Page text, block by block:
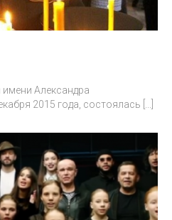
Александра
2015 года, состоялась [...]